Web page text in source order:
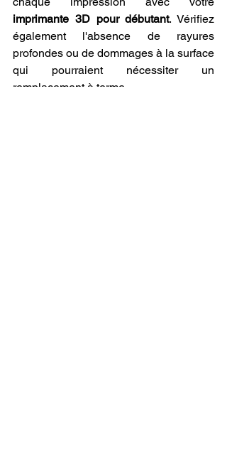
imprimante 3D pour débutant. Vérifiez
également l'absence de rayures
profondes ou de dommages à la surface
qui pourraient nécessiter un
remplacement à terme.